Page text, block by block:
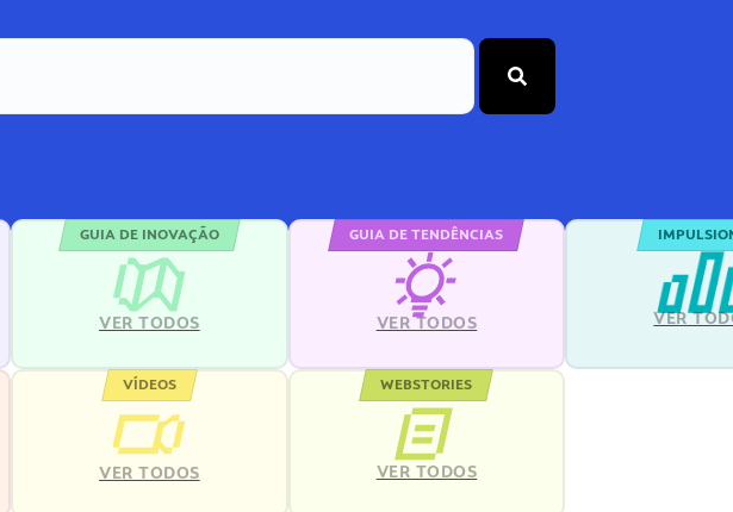
GUIA DE INOVAÇÃO
VER TODOS
GUIA DE TENDÊNCIAS
VER TODOS VER
VÍDEOS
VER TODOS
WEBSTORIES
VER TODOS